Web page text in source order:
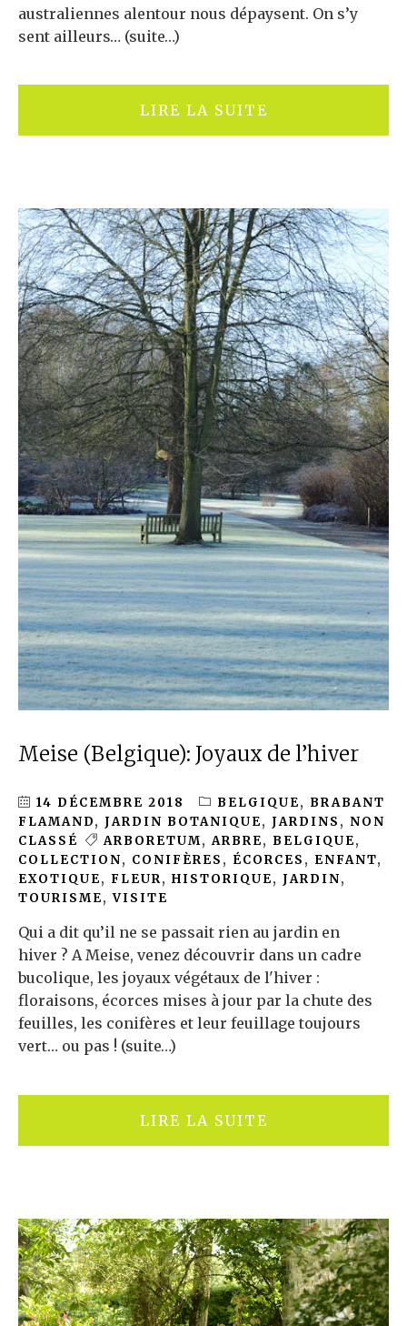
australiennes alentour nous dépaysent. On s’y
sent ailleurs… (suite…)
LIRE LA SUITE
Meise (Belgique): Joyaux de l’hiver
14 DÉCEMBRE 2018 BELGIQUE, BRABANT
FLAMAND, JARDIN BOTANIQUE, JARDINS , NON
CLASSÉ
ARBORETUM,ARBRE, BELGIQUE,
COLLECTION, CONIFÈRES , ÉCORCES , ENFANT,
EXOTIQUE, FLEUR, HISTORIQUE, JARDIN,
TOURISME,VISITE
Qui a dit qu’il ne se passait rien au jardin en
hiver ? A Meise, venez découvrir dans un cadre
bucolique, les joyaux végétaux de l'hiver :
floraisons, écorces mises à jour par la chute des
feuilles, les conifères et leur feuillage toujours
vert… ou pas ! (suite…)
LIRE LA SUITE